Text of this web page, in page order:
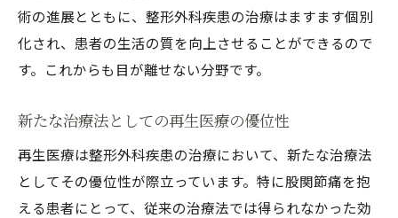
術の進展とともに、整形外科疾患の治療はますます個別
化され、患者の生活の質を向上させることができるので
す。これからも目が離せない分野です。
新たな治療法としての再生医療の優位性
再生医療は整形外科疾患の治療において、新たな治療法
としてその優位性が際立っています。特に股関節痛を抱
える患者にとって、従来の治療法では得られなかった効